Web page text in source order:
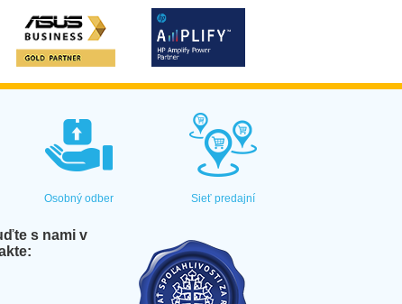
Osobný odber Sieť predajní
s nami v